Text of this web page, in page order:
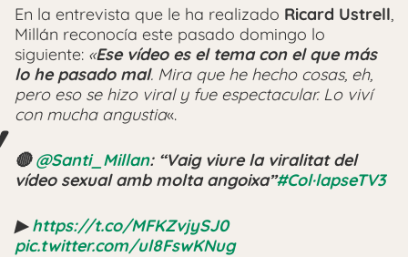
En la entrevista que le ha realizado Ricard Ustrell,
Millán reconocía este pasado domingo lo
siguiente: «Ese vídeo es el tema con el que más
lo he pasado mal. Mira que he hecho cosas, eh,
pero eso se hizo viral y fue espectacular. Lo viví
con mucha angustia«.
🔴@Santi_Millan: “Vaig viure la viralitat del
vídeo sexual amb molta angoixa”#Col·lapseTV3
▶https://t.co/MFKZvjySJ0
pic.twitter.com/ul8FswKNug